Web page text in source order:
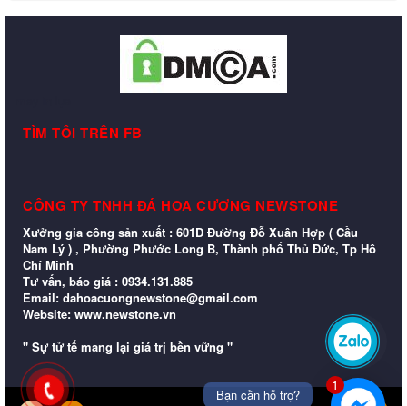
TÌM TÔI TRÊN FB
CÔNG TY TNHH ĐÁ HOA CƯƠNG NEWSTONE
Xưởng gia công sản xuất : 601D Đường Đỗ Xuân Hợp ( Cầu
Nam Lý ) , Phường Phước Long B, Thành phố Thủ Đức, Tp Hồ
Chí Minh
Tư vấn, báo giá : 0934.131.885
Email: dahoacuongnewstone@gmail.com
Website: www.newstone.vn
" Sự tử tế mang lại giá trị bền vững "
Zalo
1
Bạn cần hỗ trợ?